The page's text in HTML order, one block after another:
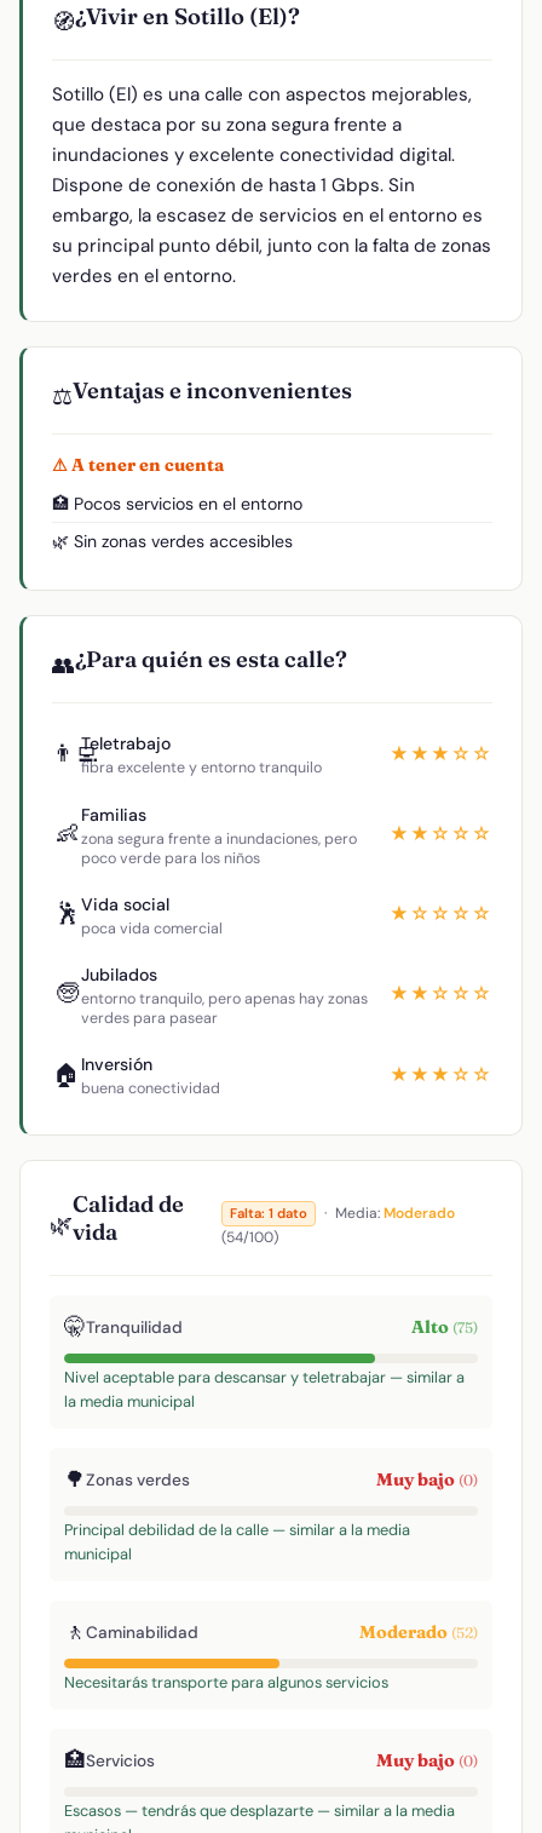
🧭¿Vivir en Sotillo (El)?
Sotillo (El) es una calle con aspectos mejorables,
que destaca por su zona segura frente a
inundaciones y excelente conectividad digital.
Dispone de conexión de hasta 1 Gbps. Sin
embargo, la escasez de servicios en el entorno es
su principal punto débil, junto con la falta de zonas
verdes en el entorno.
⚖️Ventajas e inconvenientes
⚠ A tener en cuenta
🏥 Pocos servicios en el entorno
🌿 Sin zonas verdes accesibles
👥¿Para quién es esta calle?
👨‍💻Teletrabajo
fibra excelente y entorno tranquilo
★★★☆☆
👶
Familias
zona segura frente a inundaciones, pero
poco verde para los niños
★★☆☆☆
🕺 Vida social
poca vida comercial
★☆☆☆☆
🧓
Jubilados
entorno tranquilo, pero apenas hay zonas
verdes para pasear
★★☆☆☆
🏠 Inversión
buena conectividad
★★★☆☆
🌿
Calidad de
vida
Falta: 1 dato · Media:Moderado
(54/100)
🤫Tranquilidad Alto (75)
Nivel aceptable para descansar y teletrabajar — similar a
la media municipal
🌳Zonas verdes Muy bajo (0)
Principal debilidad de la calle — similar a la media
municipal
🚶 Caminabilidad Moderado (52)
Necesitarás transporte para algunos servicios
🏥Servicios Muy bajo (0)
Escasos — tendrás que desplazarte — similar a la media